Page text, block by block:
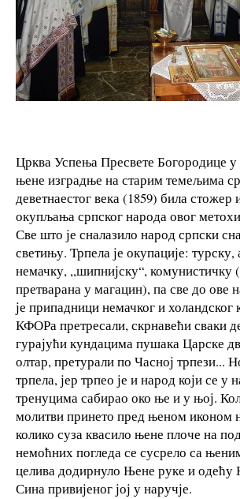
Црква Успења Пресвете Богородице
њене изградње на старим темељима
деветнаестог века (1859) била стожер
окупљања српског народа овог
Све што је сналазило народ српски
светињу. Трпела је окупације: турску,
немачку, ,,шипнијску“, комунистичку
претварана у магацин), па све до ове
је припадници немачког и холандског
КФОРа претресали, скрнавећи сваки
гурајући кундацима пушака Царске
олтар, претурали по Часној трпези...
трпела, јер трпео је и народ који се у
тренуцима сабирао око ње и у њој.
молитви принето пред њеном иконом
колико суза квасило њене плоче на
немоћних погледа се сусрело са
целива додирнуло Њене руке и
Сина привијеног јој у наручје.